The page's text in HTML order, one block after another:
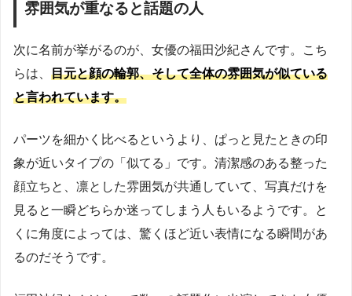
雰囲気が重なると話題の人
次に名前が挙がるのが、女優の福田沙紀さんです。こち
らは、 目元と顔の輪郭、そして全体の雰囲気が似ている
と言われています。
パーツを細かく比べるというより、ぱっと見たときの印
象が近いタイプの「似てる」です。清潔感のある整った
顔立ちと、凛とした雰囲気が共通していて、写真だけを
見ると一瞬どちらか迷ってしまう人もいるようです。と
くに角度によっては、驚くほど近い表情になる瞬間があ
るのだそうです。